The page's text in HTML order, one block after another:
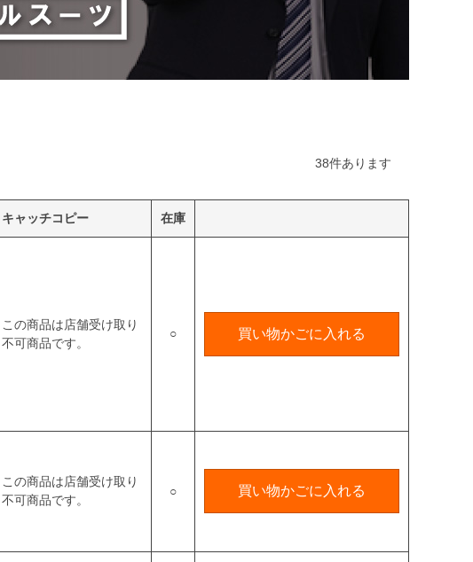
38件あります
キャッチコピー 在庫
この商品は店舗受け取り
不可商品です。
○ 買い物かごに入れる
この商品は店舗受け取り
不可商品です。
○ 買い物かごに入れる